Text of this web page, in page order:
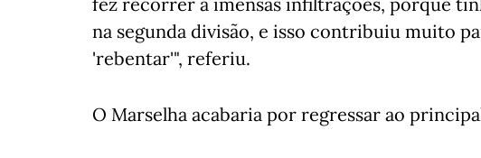
na segunda divisão, e isso contribuiu muito
'rebentar'", referiu.
O Marselha acabaria por regressar ao